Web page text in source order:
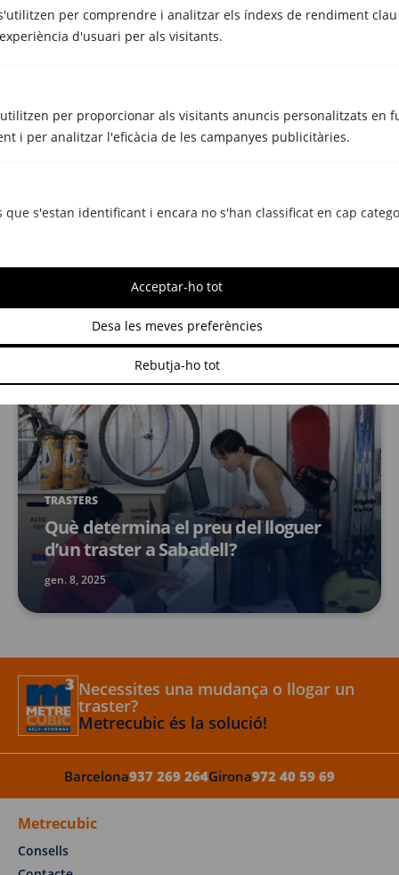
per comprendre i analitzar els índexs de rendiment
d'usuari per als visitants.
per proporcionar als visitants anuncis personalitzats en
i per analitzar l'eficàcia de les campanyes publicitàries.
que s'estan identificant i encara no s'han classificat en cap
Rebutja-ho tot
Desa les meves preferències
Acceptar-ho tot
És rendible el lloguer de trasters per a
TRASTERS
Què determina el preu del lloguer
d’un traster a Sabadell?
gen. 8, 2025
Necessites una mudança o llogar un
traster?
Metrecubic és la solució!
Barcelona937 269 264Girona972 40 59 69
Metrecubic
Consells